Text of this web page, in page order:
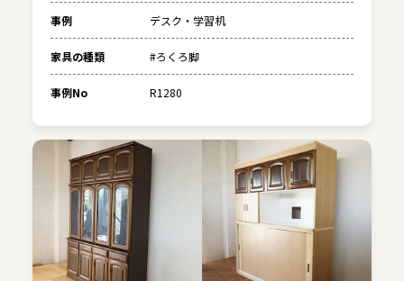
事例 デスク・学習机
家具の種類 #ろくろ脚
事例No R1280